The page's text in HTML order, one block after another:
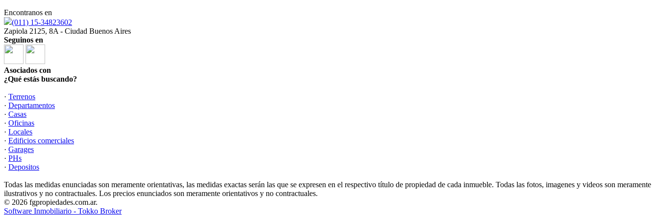
Encontranos en
(011) 15-34823602
Zapiola 2125, 8A - Ciudad Buenos Aires
Seguinos en
Asociados con
¿Qué estás buscando?
· Terrenos
· Departamentos
· Casas
· Oficinas
· Locales
· Edificios comerciales
· Garages
· PHs
· Depositos
Todas las medidas enunciadas son meramente orientativas, las medidas exactas serán las que se expresen en el respectivo título de propiedad de cada inmueble. Todas las fotos, imagenes y videos son meramente
ilustrativos y no contractuales. Los precios enunciados son meramente orientativos y no contractuales.
© 2026 fgpropiedades.com.ar.
Software Inmobiliario - Tokko Broker